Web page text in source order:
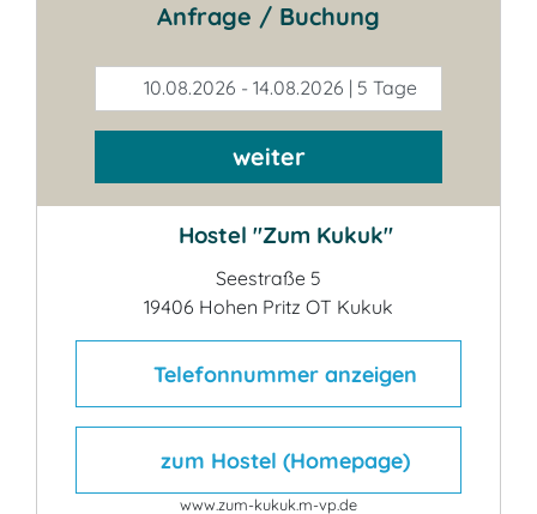
Anfrage / Buchung
10.08.2026 - 14.08.2026 | 5 Tage
weiter
Hostel "Zum Kukuk"
Seestraße 5
19406 Hohen Pritz OT Kukuk
Telefonnummer anzeigen
zum Hostel (Homepage)
www.zum-kukuk.m-vp.de